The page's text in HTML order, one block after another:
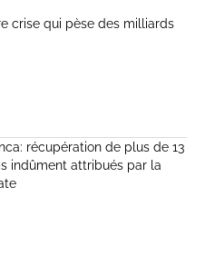
crise qui pèse des milliards
récupération de plus de 13
indûment attribués par la